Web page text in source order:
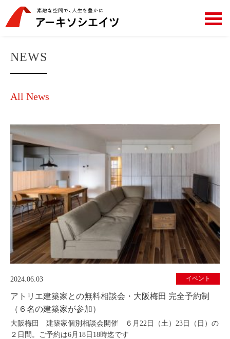
NEWS
All News
2024.06.03
アトリエ建築家との無料相談会・大阪梅田 完全予約制
（６名の建築家が参加）
大阪梅田 建築家個別相談会開催 ６月22日（土）23日（日）の
２日間。ご予約は6月18日18時迄です
イベント